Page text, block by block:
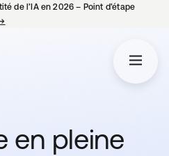
de l’IA en 2026 – Point d’étape
→
en pleine